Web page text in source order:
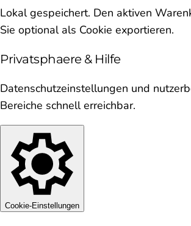
Lokal gespeichert. Den aktiven
Sie optional als Cookie exportieren.
Privatsphaere & Hilfe
Datenschutzeinstellungen und
Bereiche schnell erreichbar.
Cookie-Einstellungen